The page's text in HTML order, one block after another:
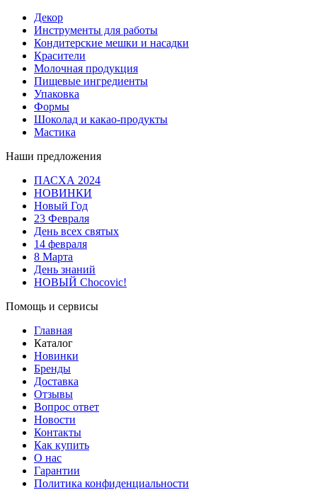
Декор
Инструменты для работы
Кондитерские мешки и насадки
Красители
Молочная продукция
Пищевые ингредиенты
Упаковка
Формы
Шоколад и какао-продукты
Мастика
Наши предложения
ПАСХА 2024
НОВИНКИ
Новый Год
23 Февраля
День всех святых
14 февраля
8 Марта
День знаний
НОВЫЙ Chocovic!
Помощь и сервисы
Главная
Каталог
Новинки
Бренды
Доставка
Отзывы
Вопрос ответ
Новости
Контакты
Как купить
О нас
Гарантии
Политика конфиденциальности